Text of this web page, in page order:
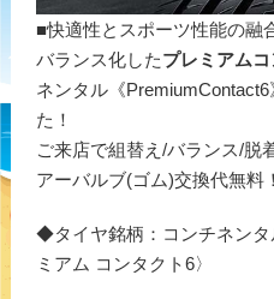
■快適性とスポーツ性能の融
バランス化したプレミアム
ネンタル《
た！
ご来店で組替え/バランス/脱
アーバルブ(ゴム)交換代無料！
◆タイヤ銘柄：コンチネンタ
ミアム コンタクト6〉